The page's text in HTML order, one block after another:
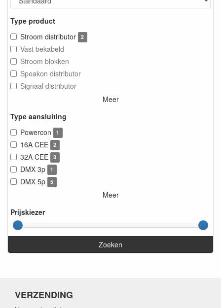
Type product
Stroom distributor
2
Vast bekabeld
Stroom blokken
Speakon distributor
Signaal distributor
Meer
Type aansluiting
Powercon
1
16A CEE 2
32A CEE 3
DMX 3p 1
DMX 5p 5
Meer
Prijskiezer
Zoeken
VERZENDING